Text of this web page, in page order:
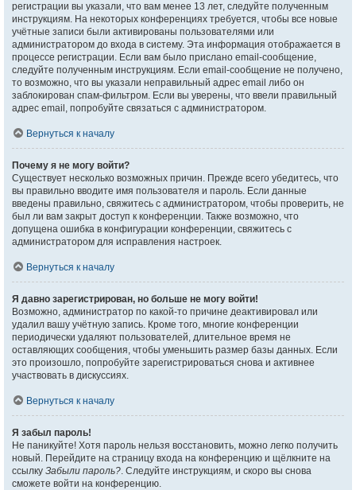
регистрации вы указали, что вам менее 13 лет, следуйте полученным
инструкциям. На некоторых конференциях требуется, чтобы все новые
учётные записи были активированы пользователями или
администратором до входа в систему. Эта информация отображается в
процессе регистрации. Если вам было прислано email-сообщение,
следуйте полученным инструкциям. Если email-сообщение не получено,
то возможно, что вы указали неправильный адрес email либо он
заблокирован спам-фильтром. Если вы уверены, что ввели правильный
адрес email, попробуйте связаться с администратором.
Вернуться к началу
Почему я не могу войти?
Существует несколько возможных причин. Прежде всего убедитесь, что
вы правильно вводите имя пользователя и пароль. Если данные
введены правильно, свяжитесь с администратором, чтобы проверить, не
был ли вам закрыт доступ к конференции. Также возможно, что
допущена ошибка в конфигурации конференции, свяжитесь с
администратором для исправления настроек.
Вернуться к началу
Я давно зарегистрирован, но больше не могу войти!
Возможно, администратор по какой-то причине деактивировал или
удалил вашу учётную запись. Кроме того, многие конференции
периодически удаляют пользователей, длительное время не
оставляющих сообщения, чтобы уменьшить размер базы данных. Если
это произошло, попробуйте зарегистрироваться снова и активнее
участвовать в дискуссиях.
Вернуться к началу
Я забыл пароль!
Не паникуйте! Хотя пароль нельзя восстановить, можно легко получить
новый. Перейдите на страницу входа на конференцию и щёлкните на
ссылку Забыли пароль?. Следуйте инструкциям, и скоро вы снова
сможете войти на конференцию.